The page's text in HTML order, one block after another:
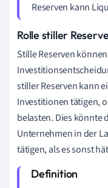
Reserven kann
Rolle stiller
Stille Reserven
stiller Reserven kann
Investitionen tätigen,
belasten. Dies könnte
Unternehmen in der
tätigen, als es sonst